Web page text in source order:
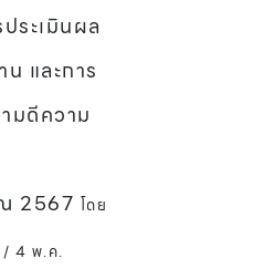
ระเมินผล
และการ
มดีความ
2567 โดย
/ 4 พ.ค.